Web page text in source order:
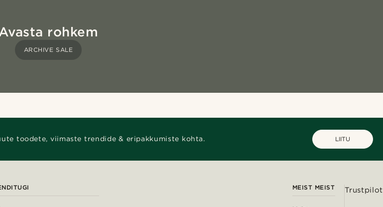
rohkem
ARCHIVE SALE
toodete, viimaste trendide & eripakkumiste kohta. LIITU
MEIST MEIST Trustpilot